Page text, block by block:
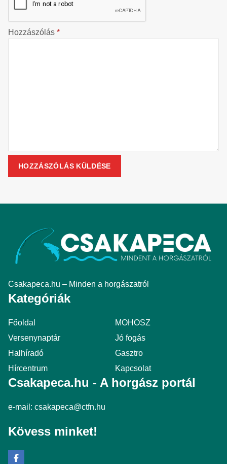
Hozzászólás *
Csakapeca.hu – Minden a horgászatról
Kategóriák
Főoldal
MOHOSZ
Versenynaptár
Jó fogás
Halhíradó
Gasztro
Hírcentrum
Kapcsolat
Csakapeca.hu - A horgász portál
e-mail: csakapeca@ctfn.hu
Kövess minket!